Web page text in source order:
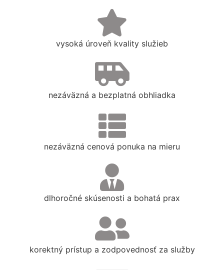
vysoká úroveň kvality služieb
nezáväzná a bezplatná obhliadka
nezáväzná cenová ponuka na mieru
dlhoročné skúsenosti a bohatá prax
korektný prístup a zodpovednosť za služby